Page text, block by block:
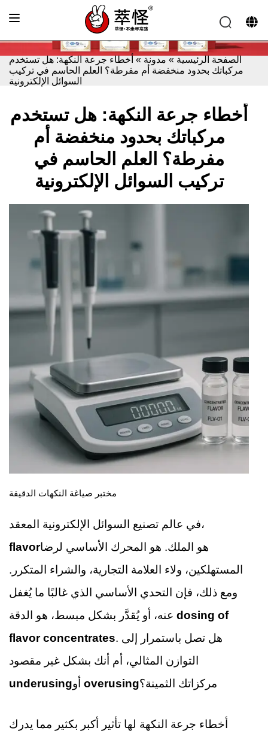
الصفحة الرئيسية » مدونة » أخطاء جرعة النكهة: هل تستخدم
مركباتك بحدود منخفضة أم مفرطة؟ العلم الحاسم في تركيب
السوائل الإلكترونية
أخطاء جرعة النكهة: هل تستخدم
مركباتك بحدود منخفضة أم
مفرطة؟ العلم الحاسم في
تركيب السوائل الإلكترونية
مختبر صياغة النكهات الدقيقة
في عالم تصنيع السوائل الإلكترونية المعقد،
flavorهو الملك. هو المحرك الأساسي لرضا
المستهلكين، ولاء العلامة التجارية، والشراء المتكرر.
ومع ذلك، فإن التحدي الأساسي الذي غالبًا ما يُغفل
dosing of
flavor concentrates. هل تصل باستمرار إلى
التوازن المثالي، أم أنك بشكل غير مقصود
underusing
overusingمركزاتك الثمينة؟
أخطاء جرعة النكهة لها تأثير أكبر بكثير مما يدرك